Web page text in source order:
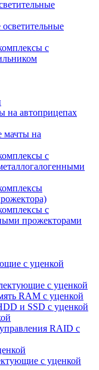
с
на автоприцепах
мачты на
с
с
прожекторами
с уценкой
с уценкой
RAM с уценкой
и SSD с уценкой
RAID с
с уценкой